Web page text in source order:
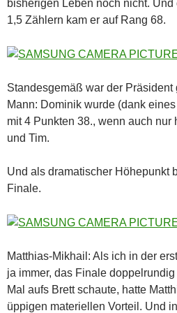
bisherigen Leben noch nicht.
1,5 Zählern kam er auf Rang 68.
Standesgemäß war der Präsident
Mann: Dominik wurde (dank
mit 4 Punkten 38., wenn auch nur
und Tim.
Und als dramatischer Höhepunkt
Finale.
Matthias-Mikhail: Als ich in der
ja immer, das Finale
Mal aufs Brett schaute, hatte
üppigen materiellen Vorteil. Und